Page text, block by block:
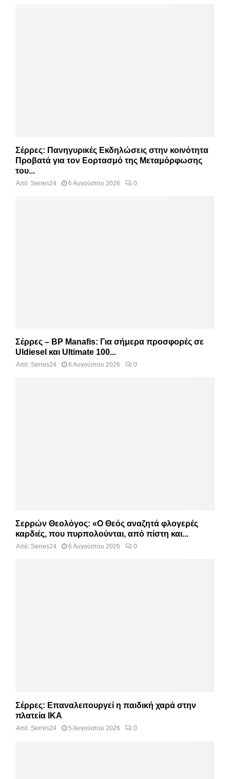
Σέρρες: Πανηγυρικές Εκδηλώσεις στην κοινότητα
Προβατά για τον Εορτασμό της Μεταμόρφωσης
του...
Από: Serres24 6 Αυγούστου 2026 0
Σέρρες – BP Manafis: Για σήμερα προσφορές σε
Uldiesel και Ultimate 100...
Από: Serres24 6 Αυγούστου 2026 0
Σερρών Θεολόγος: «Ο Θεός αναζητά φλογερές
καρδιές, που πυρπολούνται, από πίστη και...
Από: Serres24 6 Αυγούστου 2026 0
Σέρρες: Επαναλειτουργεί η παιδική χαρά στην
πλατεία ΙΚΑ
Από: Serres24 5 Αυγούστου 2026 0